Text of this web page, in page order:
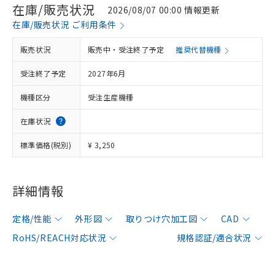
在庫/販売状況
2026/08/07 00:00 情報更新
在庫/販売状況 ご利用条件
販売状況 販売中・受注終了予定 推奨代替機種
受注終了予定 2027年6月
機種区分 受注生産機種
在庫状況
標準価格(税別) ¥ 3,250
詳細情報
定格/性能 外形図 取りつけ穴加工図
CAD
RoHS/REACH対応状況
規格認証/適合状況